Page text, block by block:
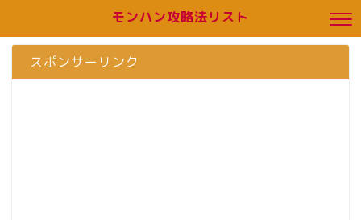
モンハン攻略法リスト
スポンサーリンク